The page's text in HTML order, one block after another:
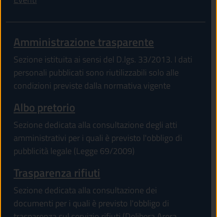
Amministrazione trasparente
Sezione istituita ai sensi del D.lgs. 33/2013. I dati
personali pubblicati sono riutilizzabili solo alle
condizioni previste dalla normativa vigente
Albo pretorio
Sezione dedicata alla consultazione degli atti
amministrativi per i quali è previsto l'obbligo di
pubblicità legale (Legge 69/2009)
Trasparenza rifiuti
Sezione dedicata alla consultazione dei
documenti per i quali è previsto l'obbligo di